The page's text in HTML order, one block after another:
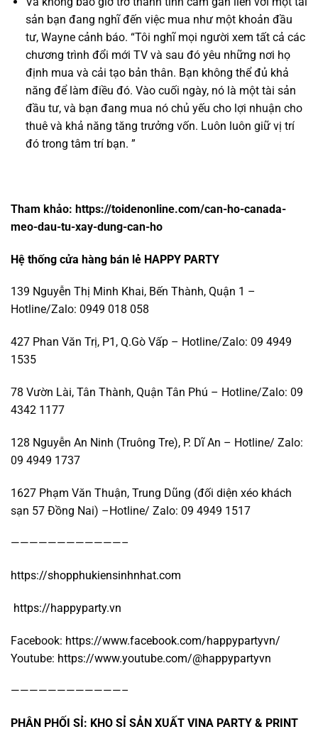
sản bạn đang nghĩ đến việc mua như một khoản đầu
tư, Wayne cảnh báo. “Tôi nghĩ mọi người xem tất cả các
chương trình đổi mới TV và sau đó yêu những nơi họ
định mua và cải tạo bản thân. Bạn không thể đủ khả
năng để làm điều đó. Vào cuối ngày, nó là một tài sản
đầu tư, và bạn đang mua nó chủ yếu cho lợi nhuận cho
thuê và khả năng tăng trưởng vốn. Luôn luôn giữ vị trí
đó trong tâm trí bạn. ”
Tham khảo: https://toidenonline.com/can-ho-canada-
meo-dau-tu-xay-dung-can-ho
Hệ thống cửa hàng bán lẻ HAPPY PARTY
139 Nguyễn Thị Minh Khai, Bến Thành, Quận 1 –
Hotline/Zalo: 0949 018 058
427 Phan Văn Trị, P1, Q.Gò Vấp – Hotline/Zalo: 09 4949
1535
78 Vườn Lài, Tân Thành, Quận Tân Phú – Hotline/Zalo: 09
4342 1177
128 Nguyễn An Ninh (Truông Tre), P. Dĩ An – Hotline/ Zalo:
09 4949 1737
1627 Phạm Văn Thuận, Trung Dũng (đối diện xéo khách
sạn 57 Đồng Nai) –Hotline/ Zalo: 09 4949 1517
————————————–
https://shopphukiensinhnhat.com
https://happyparty.vn
Facebook: https://www.facebook.com/happypartyvn/
Youtube: https://www.youtube.com/@happypartyvn
————————————–
PHÂN PHỐI SỈ: KHO SỈ SẢN XUẤT VINA PARTY & PRINT